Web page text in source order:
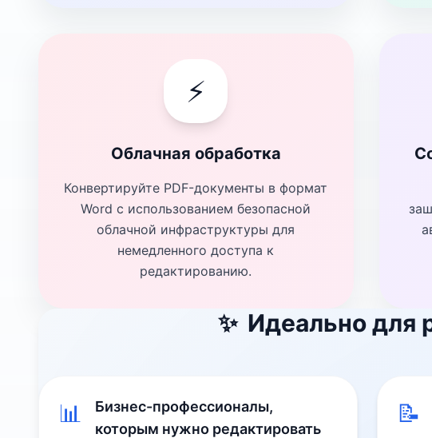
⚡
Облачная обработка
Конвертируйте PDF-документы в формат
Word с использованием безопасной
облачной инфраструктуры для
немедленного доступа к
редактированию.
✨ Идеально для
📊
Бизнес-профессионалы,
которым нужно редактировать
📝